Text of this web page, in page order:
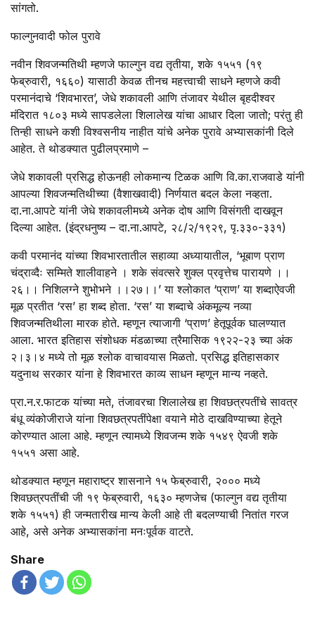
सांगतो.
फाल्गुनवादी फोल पुरावे
नवीन शिवजन्मतिथी म्हणजे फाल्गुन वद्य तृतीया, शके १५५१ (१९
फेब्रुवारी, १६६०) यासाठी केवळ तीनच महत्त्वाची साधने म्हणजे कवी
परमानंदाचे ‘शिवभारत’, जेधे शकावली आणि तंजावर येथील बृहदीश्वर
मंदिरात १८०३ मध्ये सापडलेला शिलालेख यांचा आधार दिला जातो; परंतु ही
तिन्ही साधने कशी विश्वसनीय नाहीत यांचे अनेक पुरावे अभ्यासकांनी दिले
आहेत. ते थोडक्यात पुढीलप्रमाणे –
जेधे शकावली प्रसिद्ध होऊनही लोकमान्य टिळक आणि वि.का.राजवाडे यांनी
आपल्या शिवजन्मतिथीच्या (वैशाखवादी) निर्णयात बदल केला नव्हता.
दा.ना.आपटे यांनी जेधे शकावलीमध्ये अनेक दोष आणि विसंगती दाखवून
दिल्या आहेत. (इंद्रधनुष्य – दा.ना.आपटे, २८/२/१९२९, पृ.३३०-३३१)
कवी परमानंद यांच्या शिवभारतातील सहाव्या अध्यायातील, ‘भूबाण प्राण
चंद्राव्दैः सम्मिते शालीवाहने । शके संवत्सरे शुक्ल प्रवृत्तेच पारायणे ।।
२६।। निशिलग्ने शुभोभने ।।२७।।’ या श्लोकात ‘प्राण’ या शब्दाऐवजी
मूळ प्रतीत ‘रस’ हा शब्द होता. ‘रस’ या शब्दाचे अंकमूल्य नव्या
शिवजन्मतिथीला मारक होते. म्हणून त्याजागी ‘प्राण’ हेतूपूर्वक घालण्यात
आला. भारत इतिहास संशोधक मंडळाच्या त्रैमासिक १९२२-२३ च्या अंक
२।३।४ मध्ये तो मूळ श्लोक वाचावयास मिळतो. प्रसिद्ध इतिहासकार
यदुनाथ सरकार यांना हे शिवभारत काव्य साधन म्हणून मान्य नव्हते.
प्रा.न.र.फाटक यांच्या मते, तंजावरचा शिलालेख हा शिवछत्रपतींचे सावत्र
बंधू व्यंकोजीराजे यांना शिवछत्रपतींपेक्षा वयाने मोठे दाखविण्याच्या हेतूने
कोरण्यात आला आहे. म्हणून त्यामध्ये शिवजन्म शके १५४९ ऐवजी शके
१५५१ असा आहे.
थोडक्यात म्हणून महाराष्ट्र शासनाने १५ फेब्रुवारी, २००० मध्ये
शिवछत्रपतींची जी १९ फेब्रुवारी, १६३० म्हणजेच (फाल्गुन वद्य तृतीया
शके १५५१) ही जन्मतारीख मान्य केली आहे ती बदलण्याची नितांत गरज
आहे, असे अनेक अभ्यासकांना मनःपूर्वक वाटते.
Share